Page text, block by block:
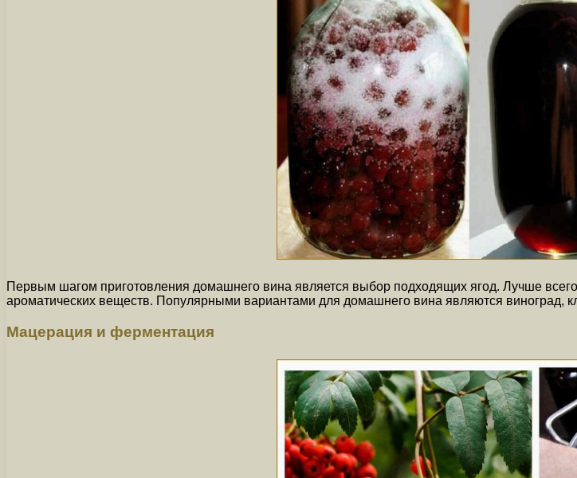
Первым шагом приготовления домашнего вина является выбор подходящих ягод. Лучше
ароматических веществ. Популярными вариантами для домашнего вина являются виноград,
Мацерация и ферментация